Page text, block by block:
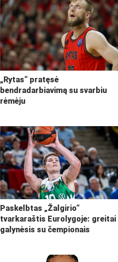
„Rytas“ pratęsė
bendradarbiavimą su svarbiu
rėmėju
Paskelbtas „Žalgirio“
tvarkaraštis Eurolygoje: greitai
galynėsis su čempionais